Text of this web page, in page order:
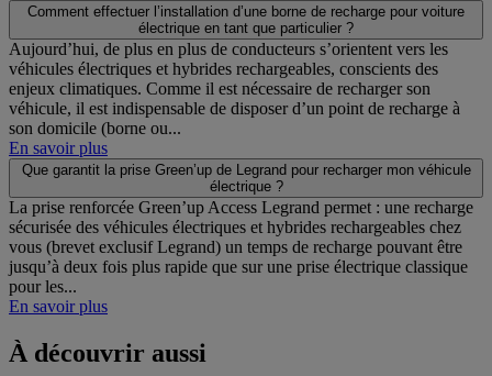
Comment effectuer l’installation d’une borne de recharge pour voiture
électrique en tant que particulier ?
Aujourd’hui, de plus en plus de conducteurs s’orientent vers les
véhicules électriques et hybrides rechargeables, conscients des
enjeux climatiques. Comme il est nécessaire de recharger son
véhicule, il est indispensable de disposer d’un point de recharge à
son domicile (borne ou...
En savoir plus
Que garantit la prise Green’up de Legrand pour recharger mon véhicule
électrique ?
La prise renforcée Green’up Access Legrand permet : une recharge
sécurisée des véhicules électriques et hybrides rechargeables chez
vous (brevet exclusif Legrand) un temps de recharge pouvant être
jusqu’à deux fois plus rapide que sur une prise électrique classique
pour les...
En savoir plus
À découvrir aussi